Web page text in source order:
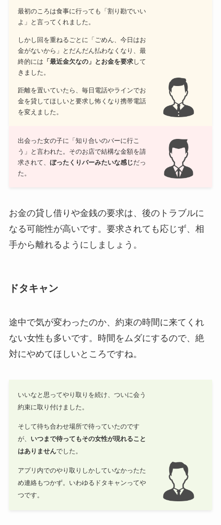
最初のころは食事に行っても「割り勘でいい
よ」と言ってくれました。
しかし回を重ねるごとに「ごめん、今日はお
金がないから」とだんだん払わなくなり、最
終的には 「最近金欠なの」とお金を要求して
きました。
距離を置いていたら、毎日電話やラインでお
金を貸してほしいと要求し怖くなり携帯電話
を変えました。
出会った女の子に「知り合いのバーに行こ
う」と言われた。そのお店で結構な金額を請
求されて、 ぼったくりバーみたいな感じだっ
た。
お金の貸し借りや金銭の要求は、後のトラブルに
なる可能性が高いです。要求されても応じず、相
手から離れるようにしましょう。
ドタキャン
途中で気が変わったのか、約束の時間に来てくれ
ない女性も多いです。時間をムダにするので、絶
対にやめてほしいところですね。
いいなと思ってやり取りを続け、ついに会う
約束に取り付けました。
そして待ち合わせ場所で待っていたのです
が、 いつまで待ってもその女性が現れること
はありませんでした。
アプリ内でのやり取りしかしていなかったた
め連絡もつかず。いわゆるドタキャンってや
つです。